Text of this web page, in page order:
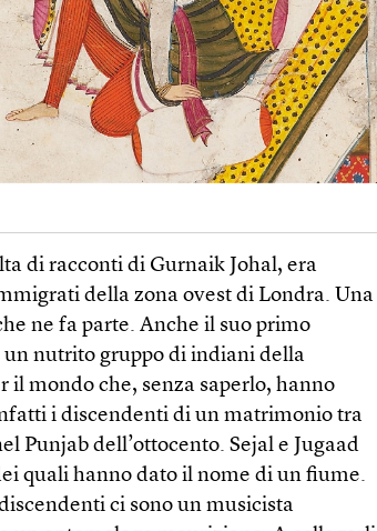
di racconti di Gurnaik Johal, era
della zona ovest di Londra. Una
ne fa parte. Anche il suo primo
un nutrito gruppo di indiani della
il mondo che, senza saperlo, hanno
i discendenti di un matrimonio tra
Punjab dell’ottocento. Sejal e Jugaad
quali hanno dato il nome di un fiume.
ci sono un musicista